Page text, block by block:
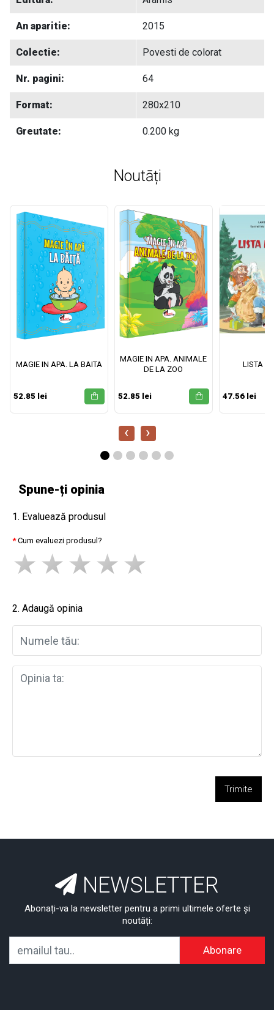
An aparitie: 2015
Colectie: Povesti de colorat
Nr. pagini: 64
Format: 280x210
Greutate: 0.200 kg
Noutāți
MAGIE IN APA. LA BAITA
52.85 lei
MAGIE IN APA. ANIMALE
DE LA ZOO
52.85 lei
LISTA
47.56 lei
‹ ›
Spune-ți opinia
1. Evaluează produsul
Cum evaluezi produsul?
2. Adaugă opinia
Trimite
NEWSLETTER
Abonați-va la newsletter pentru a primi ultimele oferte și
noutăți:
Abonare